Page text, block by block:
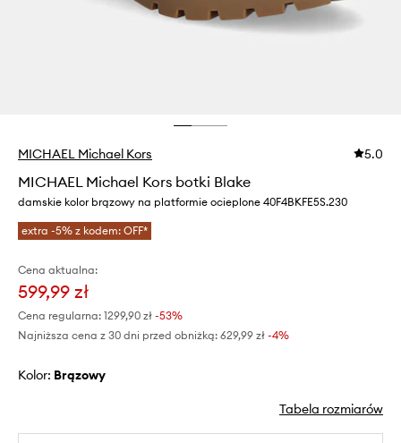
MICHAEL Michael Kors 5.0
MICHAEL Michael Kors botki Blake
damskie kolor brązowy na platformie ocieplone 40F4BKFE5S.230
extra -5% z kodem: OFF*
Cena aktualna:
599,99 zł
Cena regularna: 1299,90 zł -53%
Najniższa cena z 30 dni przed obniżką: 629,99 zł -4%
Kolor: brązowy
Tabela rozmiarów